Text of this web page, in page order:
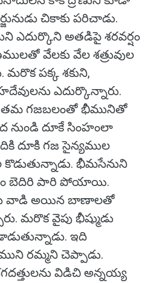
చికాకు పరిచాడు.
ఎదుర్కొని అతడిపై శరవర్షం
వేలకు వేల శత్రువుల
మరొక పక్క శకుని,
ఎదుర్కొన్నారు.
తమ గజబలంతో భీమునితో
నుండి దూకే సింహంలా
దూకి గజ సైన్యముల
కొడుతున్నాడు. భీమసేనుని
బెదిరి పారి పోయాయి.
వాడి అయిన బాణాలతో
మరొక వైపు భీష్ముడు
ఇది
రమ్మని చెప్పాడు.
విడిచి అన్నయ్య